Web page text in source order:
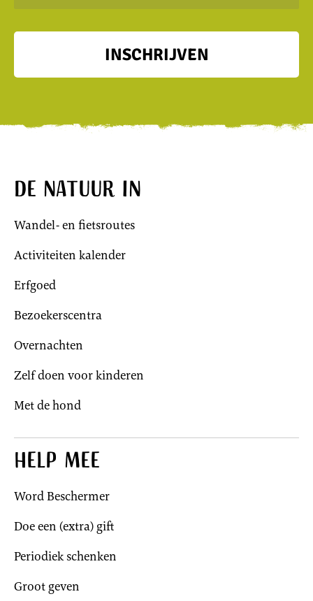
INSCHRIJVEN
De natuur in
Wandel- en fietsroutes
Activiteiten kalender
Erfgoed
Bezoekerscentra
Overnachten
Zelf doen voor kinderen
Met de hond
Help mee
Word Beschermer
Doe een (extra) gift
Periodiek schenken
Groot geven